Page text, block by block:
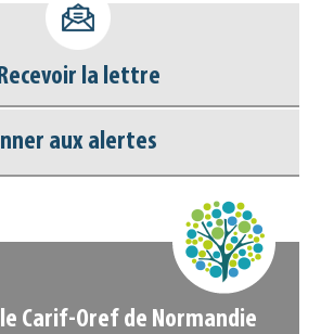
documentaire
Scoop.it
la lettre
aux alertes
Carif-Oref de Normandie